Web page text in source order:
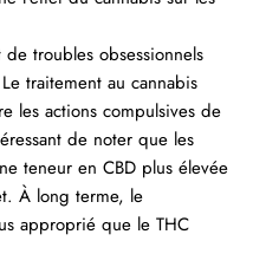
troubles obsessionnels
traitement au cannabis
les actions compulsives de
de noter que les
teneur en CBD plus élevée
À long terme, le
approprié que le THC